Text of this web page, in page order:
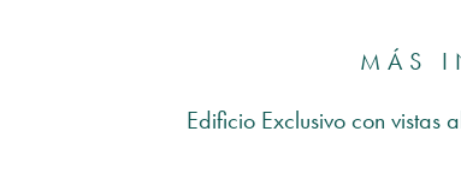
MÁS
Edificio Exclusivo con vistas